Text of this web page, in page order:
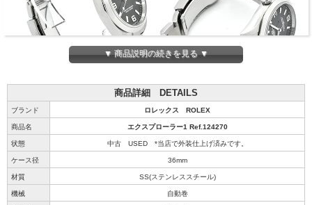
▼ 商品説明の続きを見る ▼
商品詳細 DETAILS
ブランド ロレックス ROLEX
商品名 エクスプローラー1 Ref.124270
状態 中古 USED *当店で外装仕上げ済みです。
ケース径 36mm
材質 SS(ステンレススチール)
機械 自動巻